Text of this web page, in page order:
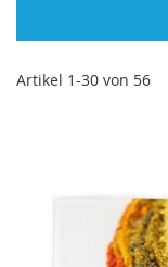
Artikel 1-30 von 56